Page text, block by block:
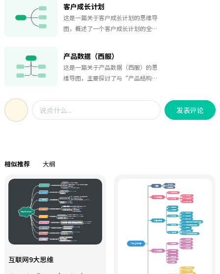
客户成长计划
这是一篇关于客户成长计划的思维导
图，概述了一个客户成长计划的全流
长计划，经营分析报告制作指南，以
及持续优化与迭代的完整步骤。它通
过执行客户访谈和实地考察的方式，
战，为后续的计划制定提供了坚实的
基础。
产品数据（西服）
这是一篇关于产品数据（西服）的思
维导图，主要探讨了与“产品结构决
节点“产品结构决策”出发，思维导
图向外辐射，涵盖了产品从设计到生
产、销售、库存分析和财务整合等整
考虑到了“滞销品处理”的问题，以
及如何通过“市分销服告”来了解客
户的库存情况，从而更好地调整销售
策略。
发表评论
相似推荐 大纲
互联网9大思维